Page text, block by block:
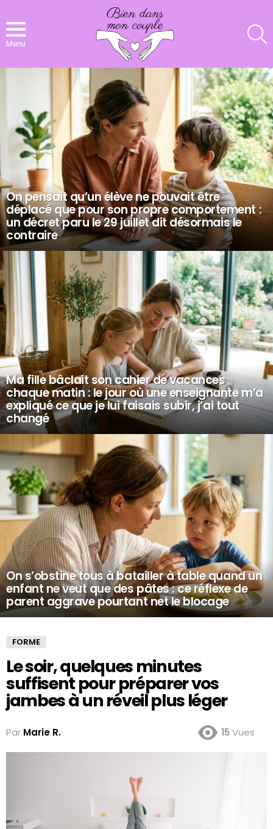
Menu
On pensait qu’un élève ne pouvait être
déplacé que pour son propre comportement :
un décret paru le 29 juillet dit désormais le
contraire
Ma fille bâclait son cahier de vacances
chaque matin : le jour où une enseignante m’a
expliqué ce que je lui faisais subir, j’ai tout
changé
On s’obstine tous à batailler à table quand un
enfant ne veut que des pâtes : ce réflexe de
parent aggrave pourtant net le blocage
FORME
Le soir, quelques minutes
suffisent pour préparer vos
jambes à un réveil plus léger
Par Marie R. 15 Vues